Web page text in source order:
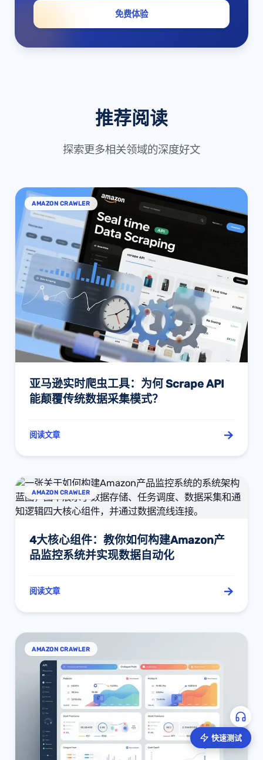
免费体验
推荐阅读
探索更多相关领域的深度好文
AMAZON CRAWLER
亚马逊实时爬虫工具：为何 Scrape API
能颠覆传统数据采集模式？
阅读文章
AMAZON CRAWLER
4大核心组件：教你如何构建Amazon产
品监控系统并实现数据自动化
阅读文章
AMAZON CRAWLER
快速测试